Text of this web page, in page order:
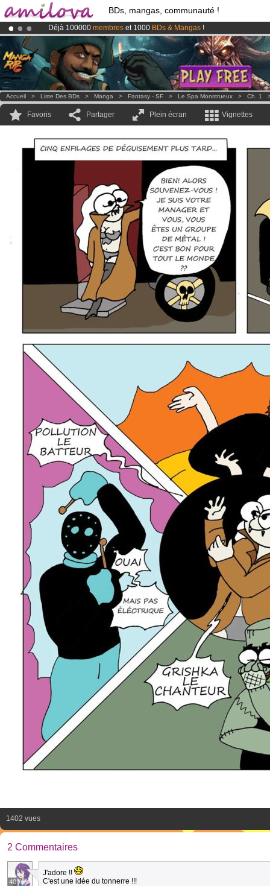
BDs, mangas, communauté !
Déjà 100000 membres et 1000 BDs & Mangas !
LeKickstarter Amilova est désormais lancé!.
Abonnement premium: à partir de
3.95 eurospar mois !Clique ici
Accueil > Liste Des BDs > Manga > Fantasy - SF > Le Spa Monstrueux > Ch. 1
Favoris Partager Plein écran Vignettes
1402 vues
2 Commentaires
40
J'adore !!
C'est une idée du tonnerre !!!